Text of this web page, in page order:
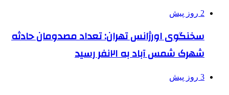
2 روز پیش
سخنگوی اورژانس تهران: تعداد مصدومان حادثه
شهرک شمس آباد به ۲۱نفر رسید
3 روز پیش